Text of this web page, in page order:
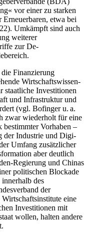
vor einer zu starken
etwa bei
Umkämpft sind auch
weiterer
zur De-
Finanzierung
Wirtschaftswissen­
staatliche Investitionen
und Infrastruktur und
(vgl. Bofinger u. a.
zwar wiederholt für eine
Vorhaben –
der Industrie und Digi­
Umfang zusätzlicher
aber deutlich
Regierung und Chinas
politischen Blockade
des
der
eine
Investitionen mit
wollen, halten andere